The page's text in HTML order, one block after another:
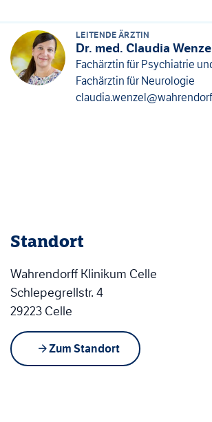
LEITENDE ÄRZTIN
Dr. med. Claudia
Fachärztin für Psychiatrie
Fachärztin für Neurologie
Standort
Wahrendorff Klinikum Celle
Schlepegrellstr. 4
29223 Celle
Zum Standort